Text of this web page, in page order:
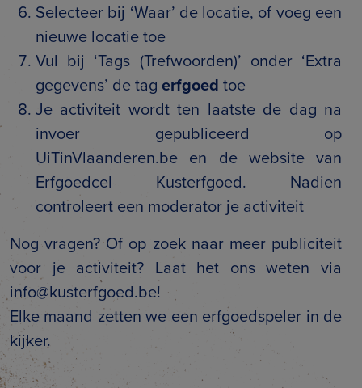
Selecteer bij ‘Waar’ de locatie, of voeg een
nieuwe locatie toe
Vul bij ‘Tags (Trefwoorden)’ onder ‘Extra
gegevens’ de tag erfgoed toe
Je activiteit wordt ten laatste de dag na
invoer gepubliceerd op
UiTinVlaanderen.be en de website van
Erfgoedcel Kusterfgoed. Nadien
controleert een moderator je activiteit
Nog vragen? Of op zoek naar meer publiciteit
voor je activiteit? Laat het ons weten via
info@kusterfgoed.be!
Elke maand zetten we een erfgoedspeler in de
kijker.